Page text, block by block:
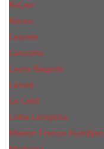
КиLian
Kenzo
Lacoste
Lancome
Laura Biagiotti
Lanvin
Lе Lab0
Lolita Lempicka
Maison Francis Kurkdjian